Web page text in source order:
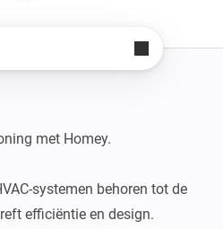
met Homey.
systemen behoren tot de
efficiëntie en design.